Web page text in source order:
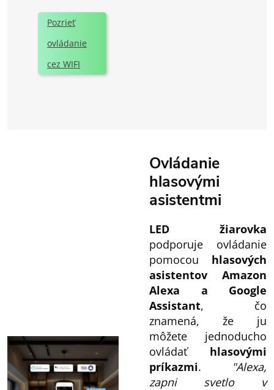
Pozrieť
ovládanie
cez WIFI
Ovládanie
hlasovými
asistentmi
LED žiarovka
podporuje ovládanie
pomocou hlasových
asistentov Amazon
Alexa a Google
Assistant, čo
znamená, že ju
môžete jednoducho
ovládať hlasovými
príkazmi.
"Alexa,
zapni svetlo v